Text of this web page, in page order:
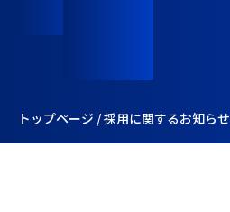
トップページ /採用に関するお知らせ